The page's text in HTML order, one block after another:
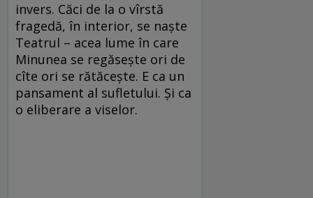
invers. Căci de la o vîrstă
fragedă, în interior, se naşte
Teatrul – acea lume în care
Minunea se regăseşte ori de
cîte ori se rătăceşte. E ca un
pansament al sufletului. Şi ca
o eliberare a viselor.